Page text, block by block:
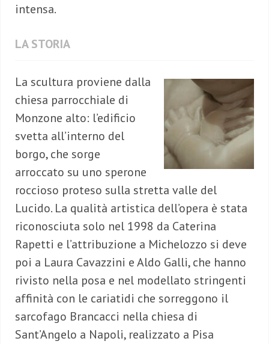
intensa.
LA STORIA
La scultura proviene dalla
chiesa parrocchiale di
Monzone alto: l’edificio
svetta all’interno del
borgo, che sorge
arroccato su uno sperone
roccioso proteso sulla stretta valle del
Lucido. La qualità artistica dell’opera è stata
riconosciuta solo nel 1998 da Caterina
Rapetti e l’attribuzione a Michelozzo si deve
poi a Laura Cavazzini e Aldo Galli, che hanno
rivisto nella posa e nel modellato stringenti
affinità con le cariatidi che sorreggono il
sarcofago Brancacci nella chiesa di
Sant’Angelo a Napoli, realizzato a Pisa